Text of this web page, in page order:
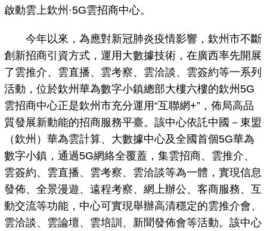
啟動雲上欽州·5G雲招商中心。
今年以來，為應對新冠肺炎疫情影響，欽州市不斷
創新招商引資方式，運用大數據技術，在廣西率先開展
了雲推介、雲直播、雲考察、雲洽談、雲簽約等一系列
活動，位於欽州華為數字小鎮總部大樓六樓的欽州5G
雲招商中心正是欽州市充分運用“互聯網+”，佈局高品
質發展新動能的招商服務平臺。該中心依託中國－東盟
（欽州）華為雲計算、大數據中心及全國首個5G華為
數字小鎮，通過5G網絡全覆蓋，集雲招商、雲推介、
雲簽約、雲直播、雲考察、雲洽談等為一體，實現信息
發佈、全景漫遊、遠程考察、網上辦公、客商服務、互
動交流等功能，中心可實現舉辦高清穩定的雲推介會、
雲洽談、雲論壇、雲培訓、新聞發佈會等活動。該中心